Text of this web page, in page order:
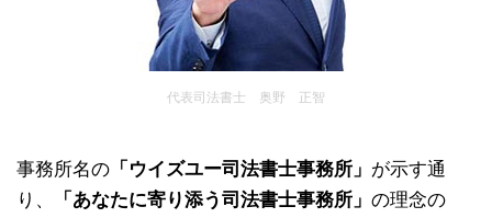
代表司法書士 奥野 正智
事務所名の 「ウイズユー司法書士事務所」 が示す通
り、
「あなたに寄り添う司法書士事務所」 の理念の